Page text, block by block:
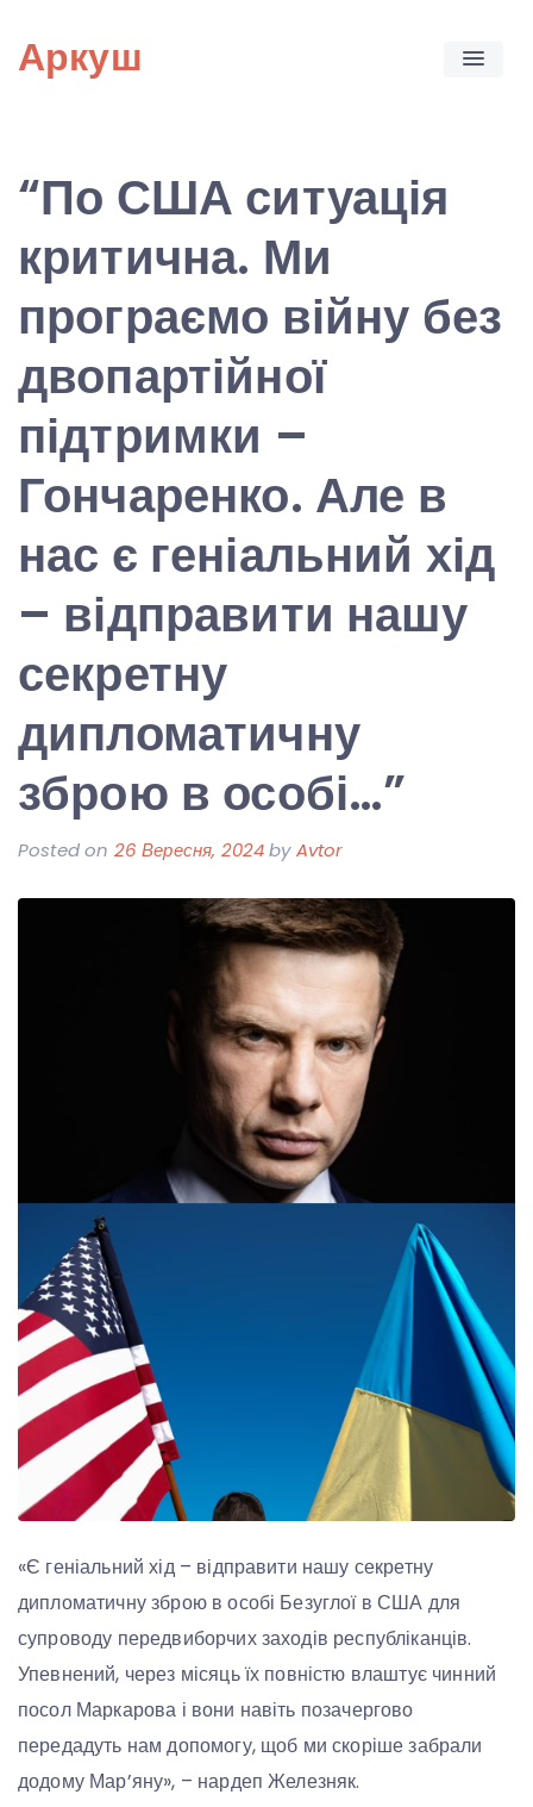
content
Аркуш
“По США ситуація
критична. Ми
програємо війну без
двопартійної
підтримки –
Гончаренко. Але в
нас є геніальний хід
– відправити нашу
секретну
дипломатичну
зброю в особі…”
Posted on 26 Вересня, 2024byAvtor
«Є геніальний хід – відправити нашу секретну
дипломатичну зброю в особі Безуглої в США для
супроводу передвиборчих заходів республіканців.
Упевнений, через місяць їх повністю влаштує чинний
посол Маркарова і вони навіть позачергово
передадуть нам допомогу, щоб ми скоріше забрали
додому Мар’яну», – нардеп Железняк.